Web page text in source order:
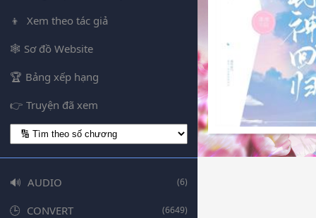
Xem theo tác giả
Sơ đồ Website
Bảng xếp hạng
Truyện đã xem
AUDIO (6)
CONVERT (6649)